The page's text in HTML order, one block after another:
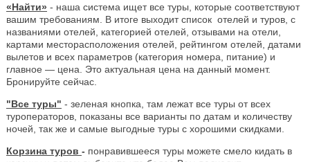
«Найти» - наша система ищет все туры, которые соответствуют
вашим требованиям. В итоге выходит список отелей и туров, с
названиями отелей, категорией отелей, отзывами на отели,
картами месторасположения отелей, рейтингом отелей, датами
вылетов и всех параметров (категория номера, питание) и
главное — цена. Это актуальная цена на данный момент.
Бронируйте сейчас.
"Все туры" - зеленая кнопка, там лежат все туры от всех
туроператоров, показаны все варианты по датам и количеству
ночей, так же и самые выгодные туры с хорошими скидками.
Корзина туров - понравившееся туры можете смело кидать в